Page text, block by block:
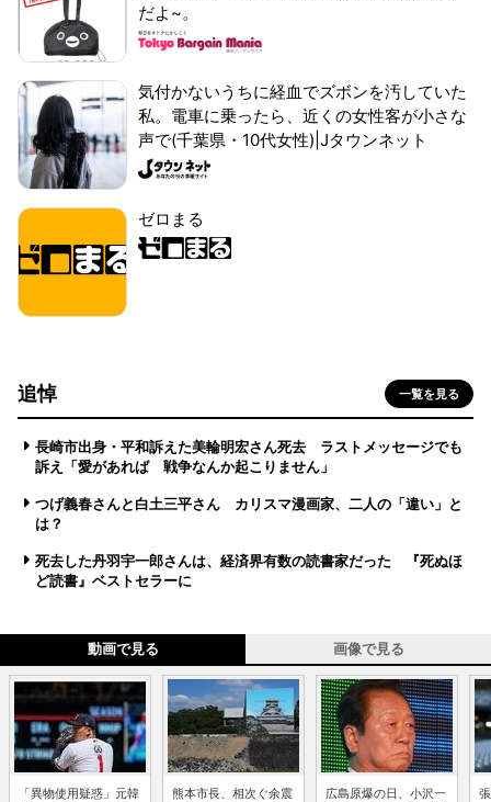
だよ~。
気付かないうちに経血でズボンを汚していた
私。電車に乗ったら、近くの女性客が小さな
声で(千葉県・10代女性)|Jタウンネット
ゼロまる
追悼 一覧を見る
長崎市出身・平和訴えた美輪明宏さん死去 ラストメッセージでも
訴え「愛があれば 戦争なんか起こりません」
つげ義春さんと白土三平さん カリスマ漫画家、二人の「違い」と
は？
死去した丹羽宇一郎さんは、経済界有数の読書家だった 『死ぬほ
ど読書』ベストセラーに
動画で見る 画像で見る
「異物使用疑惑」元韓
熊本市長、相次ぐ余震
広島原爆の日、小沢一